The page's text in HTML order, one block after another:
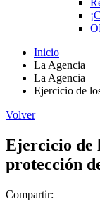
Inicio
La Agencia
La Agencia
Ejercicio de
Volver
Ejercicio de
protección
Compartir: